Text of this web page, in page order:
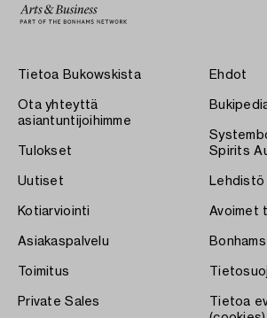
Tietoa Bukowskista
Ota yhteyttä
asiantuntijoihimme
Tulokset
Uutiset
Kotiarviointi
Asiakaspalvelu
Toimitus
Private Sales
Ehdot
Spirits
Lehdistö
Avoimet
Tietoa